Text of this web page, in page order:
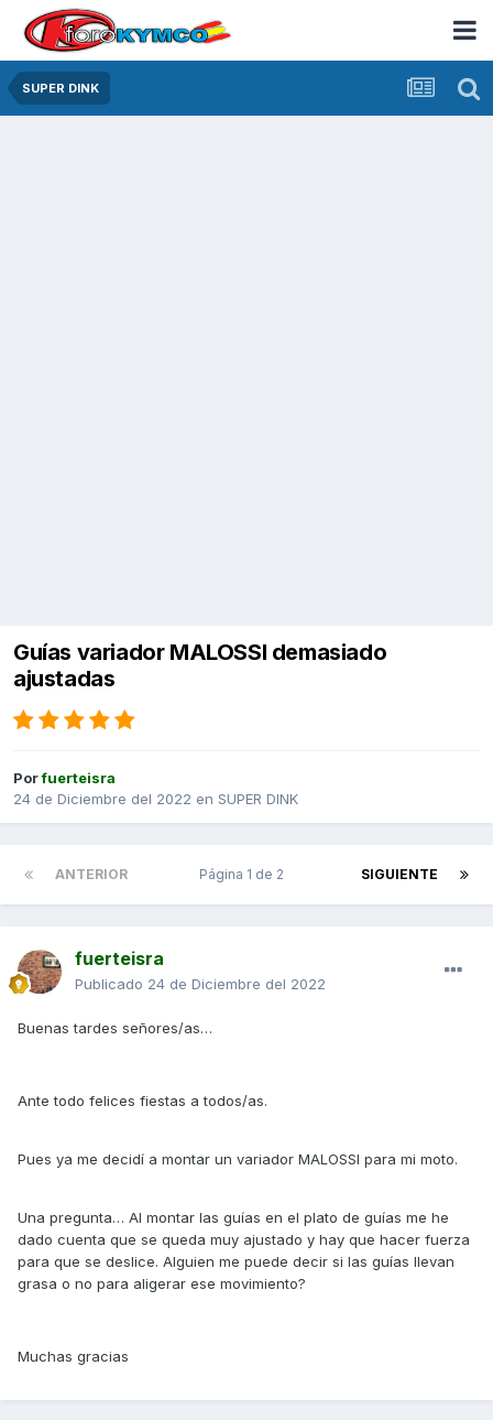
SUPER DINK
Guías variador MALOSSI demasiado
ajustadas
Porfuerteisra
24 de Diciembre del 2022 en SUPER DINK
ANTERIOR SIGUIENTE
Página 1 de 2
fuerteisra
Publicado 24 de Diciembre del 2022
Buenas tardes señores/as…
Ante todo felices fiestas a todos/as.
Pues ya me decidí a montar un variador MALOSSI para mi moto.
Una pregunta… Al montar las guías en el plato de guías me he
dado cuenta que se queda muy ajustado y hay que hacer fuerza
para que se deslice. Alguien me puede decir si las guías llevan
grasa o no para aligerar ese movimiento?
Muchas gracias